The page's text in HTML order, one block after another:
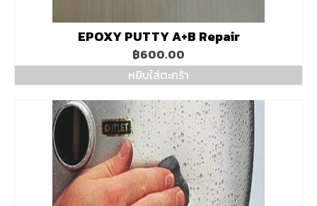
EPOXY PUTTY A+B Repair
฿600.00
หยิบใส่ตะกร้า